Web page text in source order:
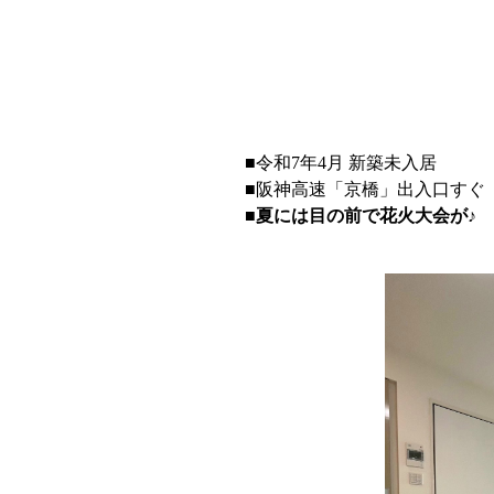
■令和7年4月 新築未入居
■阪神高速「京橋」出入口すぐ
■夏には目の前で花火大会が♪